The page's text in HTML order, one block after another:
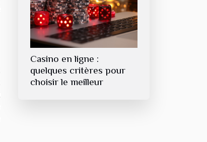
Casino en ligne :
quelques critères pour
choisir le meilleur